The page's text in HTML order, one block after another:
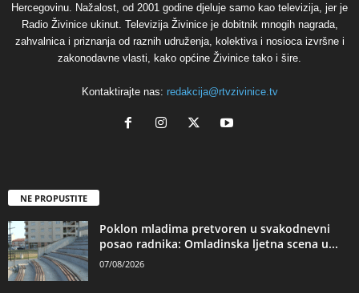
Hercegovinu. Nažalost, od 2001 godine djeluje samo kao televizija, jer je
Radio Živinice ukinut. Televizija Živinice je dobitnik mnogih nagrada,
zahvalnica i priznanja od raznih udruženja, kolektiva i nosioca izvršne i
zakonodavne vlasti, kako općine Živinice tako i šire.
Kontaktirajte nas: redakcija@rtvzivinice.tv
NE PROPUSTITE
Poklon mladima pretvoren u svakodnevni
posao radnika: Omladinska ljetna scena u...
07/08/2026